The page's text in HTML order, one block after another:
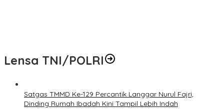
Lensa TNI/POLRI
Satgas TMMD Ke-129 Percantik Langgar Nurul Fajri,
Dinding Rumah Ibadah Kini Tampil Lebih Indah